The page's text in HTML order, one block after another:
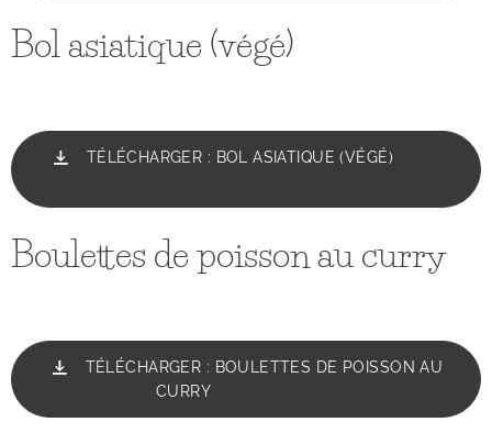
Bol asiatique (végé)
TÉLÉCHARGER : BOL ASIATIQUE (VÉGÉ)
Boulettes de poisson au curry
TÉLÉCHARGER : BOULETTES DE POISSON AU
CURRY